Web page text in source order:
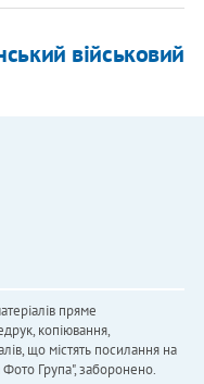
військовий
пряме
копіювання,
що містять посилання на
Фото Група", заборонено.